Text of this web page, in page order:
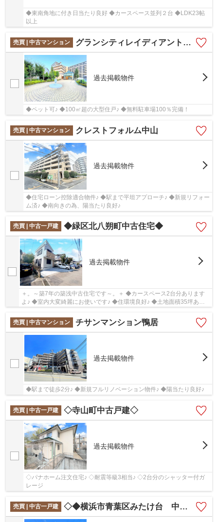
◆東南角地に付き日当たり良好 ◆カースペース並列２台 ◆LDK23帖
以上
売買 | 中古マンション グランシティレイディアント横濱
過去掲載物件
◆ペット可♪ ◆100㎡超の大型住戸♪ ◆無料駐車場100％完備！
売買 | 中古マンション クレストフォルム中山
過去掲載物件
◆住宅ローン控除適合物件♪ ◆駅まで平坦アプローチ♪ ◆新規リフォー
ム済♪ ◆南向きの為、陽当たり良好♪
売買 | 中古一戸建 ◆緑区北八朔町中古住宅◆
過去掲載物件
＋。～築7年の築浅中古住宅です～。＋ ◆カースペース2台分あります
よ♪ ◆室内大変綺麗にお使いです♪ ◆住環境良好♪ ◆土地面積35坪あり
売買 | 中古マンション
チサンマンション鴨居
過去掲載物件
◆駅まで徒歩2分♪ ◆新規フルリノベーション物件♪ ◆陽当たり良好♪
売買 | 中古一戸建 ◇寺山町中古戸建◇
過去掲載物件
◇パナホーム注文住宅♪ ◇耐震等級3相当♪ ◇2台分のシャッター付ガ
レージ
売買 | 中古一戸建 ◇◆横浜市青葉区みたけ台 中古一戸建て◆◇